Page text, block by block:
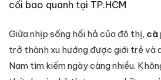
cối bao quanh tại TP.HCM
Giữa nhịp sống hối hả của đô thị, cà
trở thành xu hướng được giới trẻ và
Nam tìm kiếm ngày càng nhiều.